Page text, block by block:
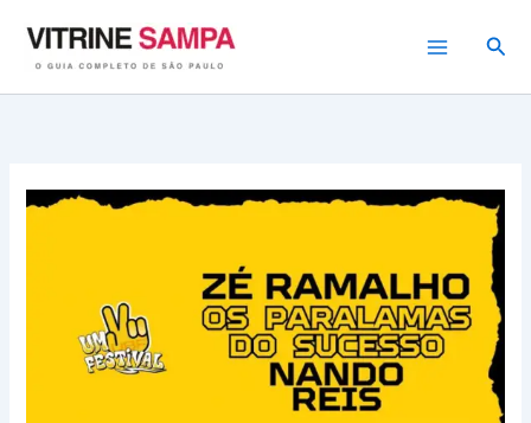
para
conteúdo